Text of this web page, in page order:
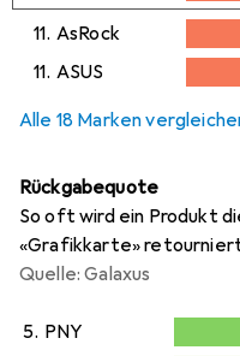
11
11. AsRock
13
11. ASUS
Alle 18 Marken
Rückgabequote
So oft wird ein Produkt
«Grafikkarte»
Quelle: Galaxus
5. PNY